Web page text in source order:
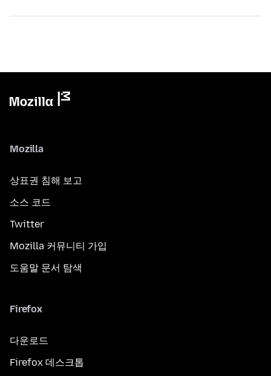
Mozilla
상표권 침해 보고
소스 코드
Twitter
Mozilla 커뮤니티 가입
도움말 문서 탐색
Firefox
다운로드
Firefox 데스크톱